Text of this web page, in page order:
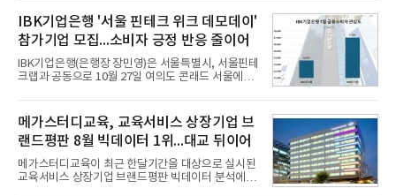
IBK기업은행 '서울 핀테크 위크 데모데이'
참가기업 모집...소비자 긍정 반응 줄이어
IBK기업은행(은행장 장민영)은 서울특별시, 서울핀테
크랩과 공동으로 10월 27일 여의도 콘래드 서울에서
IBK기업은행’에 참가할 기업을 모집한다고 10일 밝혔
다.이번 데모데이는 ‘AX 기반 디지털금융의 전환’을
주제로 개최되는 ‘서울 핀테크 위크 2026’의 공식 프
로그램으로, 우수한 AX 기반 핀테크 기업을 발굴하고
투자유치와 사업 협력 기회를 지원하기 위해 마련됐
다.참여 대상은 창업 7년 이내의 서울 소재 핀테크 스
타트업과 중소기업 창업 지원법에 따른 신사업 분야
메가스터디교육, 교육서비스 상장기업 브
랜드평판 8월 빅데이터 1위...대교 뒤이어
메가스터디교육이 최근 한달기간을 대상으로 실시된
교육서비스 상장기업 브랜드평판 빅데이터 분석에서